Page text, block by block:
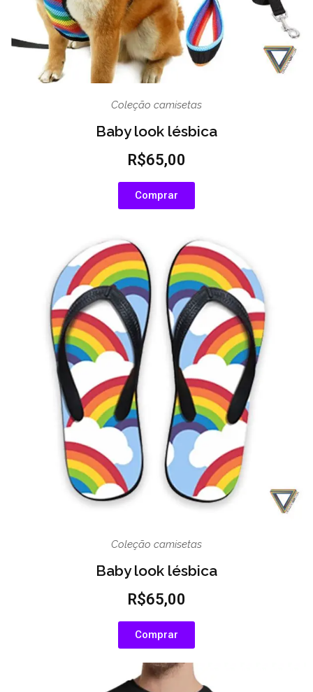
Coleção camisetas
Baby look lésbica
R$65,00
Comprar
Coleção camisetas
Baby look lésbica
R$65,00
Comprar